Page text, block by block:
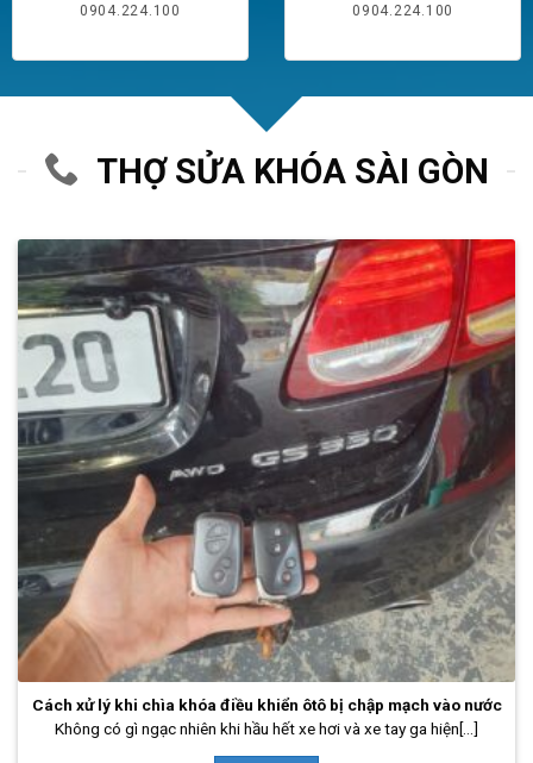
0904.224.100 0904.224.100
THỢ SỬA KHÓA SÀI GÒN
Cách xử lý khi chìa khóa điều khiển ôtô bị chập mạch vào nước
Không có gì ngạc nhiên khi hầu hết xe hơi và xe tay ga hiện[...]